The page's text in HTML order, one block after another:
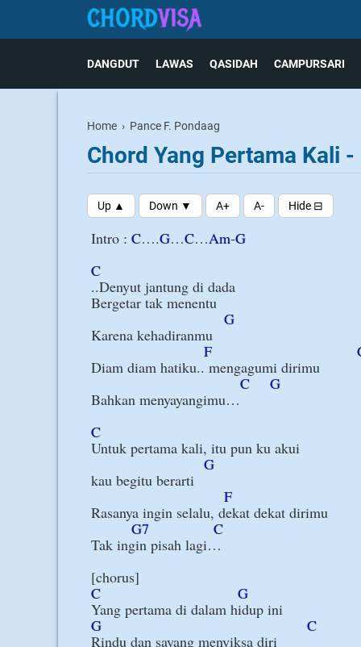
DANGDUT LAWAS QASIDAH CAMPURSARI
Home › Pance F. Pondaag
Chord Yang Pertama Kali
Intro : C….G…C…Am-G
C
..Denyut jantung di dada
Bergetar tak menentu
G
Karena kehadiranmu
F
Diam diam hatiku.. mengagumi dirimu
C
G
Bahkan menyayangimu…
C
Untuk pertama kali, itu pun ku akui
G
kau begitu berarti
F
Rasanya ingin selalu, dekat dekat dirimu
G7
C
Tak ingin pisah lagi…
C
G
G
C